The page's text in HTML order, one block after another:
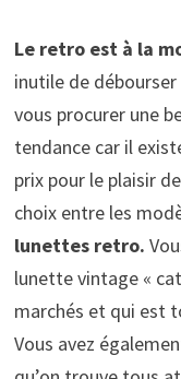
Le retro est à la
inutile de
vous procurer une
tendance car il
prix pour le plaisir
choix entre les
lunettes retro.
lunette vintage «
marchés et qui est
Vous avez